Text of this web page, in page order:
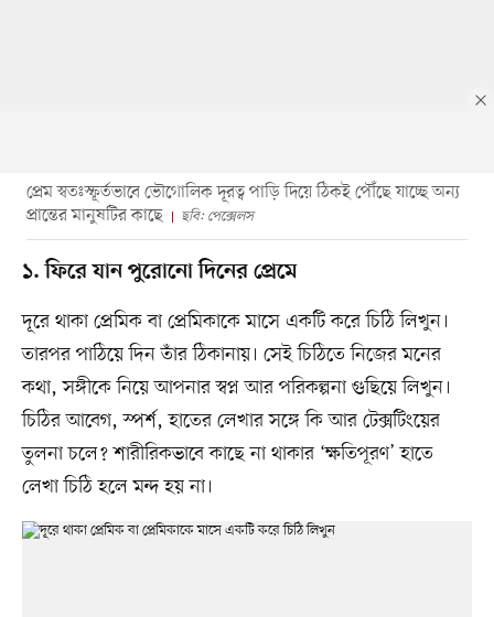
প্রেম স্বতঃস্ফূর্তভাবে ভৌগোলিক দূরত্ব পাড়ি দিয়ে ঠিকই পৌঁছে যাচ্ছে অন্য
প্রান্তের মানুষটির কাছে
ছবি: পেক্সেলস
১. ফিরে যান পুরোনো দিনের প্রেমে
দূরে থাকা প্রেমিক বা প্রেমিকাকে মাসে একটি করে চিঠি লিখুন।
তারপর পাঠিয়ে দিন তাঁর ঠিকানায়। সেই চিঠিতে নিজের মনের
কথা, সঙ্গীকে নিয়ে আপনার স্বপ্ন আর পরিকল্পনা গুছিয়ে লিখুন।
চিঠির আবেগ, স্পর্শ, হাতের লেখার সঙ্গে কি আর টেক্সটিংয়ের
তুলনা চলে? শারীরিকভাবে কাছে না থাকার ‘ক্ষতিপূরণ’ হাতে
লেখা চিঠি হলে মন্দ হয় না।